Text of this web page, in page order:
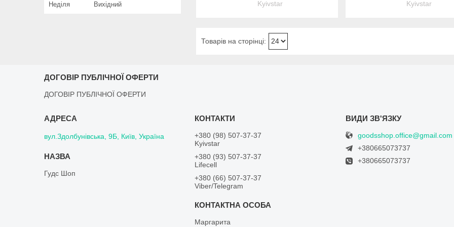
Kyivstar
Kyivstar
Неділя
Вихідний
ДОГОВІР ПУБЛІЧНОЇ ОФЕРТИ
ДОГОВІР ПУБЛІЧНОЇ ОФЕРТИ
вул.Здолбунівська, 9Б, Київ, Україна
Гудс Шоп
+380 (98) 507-37-37
Kyivstar
+380 (93) 507-37-37
Lifecell
+380 (66) 507-37-37
Viber/Telegram
Маргарита
goodsshop.office@gmail.com
+380665073737
+380665073737